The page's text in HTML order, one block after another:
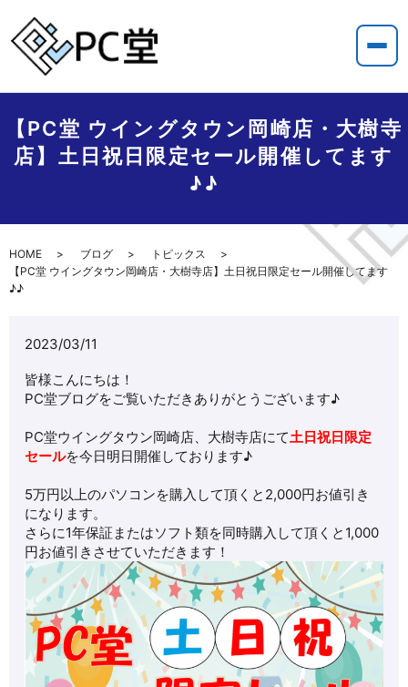
【PC堂 ウイングタウン岡崎店・大樹寺
店】土日祝日限定セール開催してます
♪♪
HOME ブログ
トピックス
【PC堂 ウイングタウン岡崎店・大樹寺店】土日祝日限定セール開催してます
♪♪
2023/03/11
皆様こんにちは！
PC堂ブログをご覧いただきありがとうございます♪
PC堂ウイングタウン岡崎店、大樹寺店にて土日祝日限定
セールを今日明日開催しております♪
5万円以上のパソコンを購入して頂くと 2,000円お値引き
になります。
さらに1年保証またはソフト類を同時購入して頂くと 1,000
円お値引き させていただきます！